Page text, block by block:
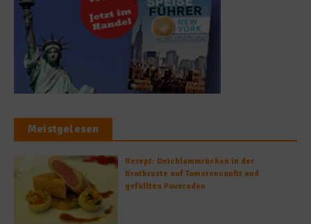
Meistgelesen
Rezept: Deichlammrücken in der
Brotkruste auf Tomatenconfit und
gefüllten Poveraden